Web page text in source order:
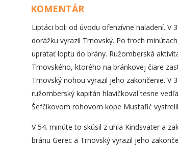
KOMENTÁR
Liptáci boli od úvodu ofenzívne naladení. V
dorážku vyrazil Trnovský. Po troch
upratať loptu do brány. Ružomberská
Trnovského, ktorého na bránkovej čiare
Trnovský nohou vyrazil jeho zakončenie. V
ružomberský kapitán hlavičkoval tesne
Šefčíkovom rohovom kope Mustafić
V 54. minúte to skúsil z uhla Kindsvater a
bránu Gerec a Trnovský vyrazil jeho